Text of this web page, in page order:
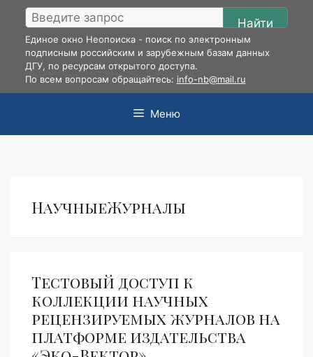
Перейти
содержимому
Найти
Единое окно Неопоиска - поиск по электронным
подписным российским и зарубежным базам данных
ДГУ, по ресурсам открытого доступа.
По всем вопросам обращайтесь: info-nb@mail.ru
Меню
НаучныеЖурналы
Тестовый доступ к
коллекции научных
рецензируемых журналов на
платформе издательства